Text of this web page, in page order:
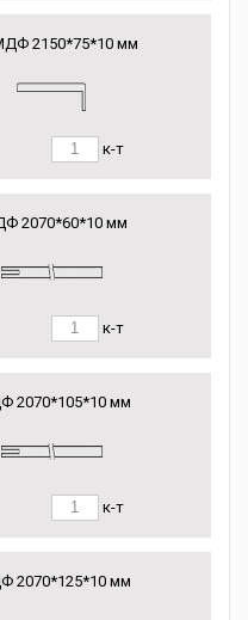
2150*75*10 мм
к-т
2070*60*10 мм
к-т
2070*105*10 мм
к-т
2070*125*10 мм